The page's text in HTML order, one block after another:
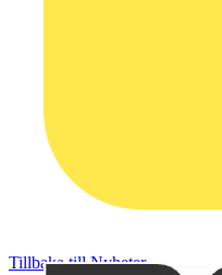
Tillbaka till Nyheter